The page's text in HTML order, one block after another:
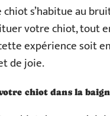
s’habitue au
votre chiot, tout
expérience soit
de joie.
chiot dans la